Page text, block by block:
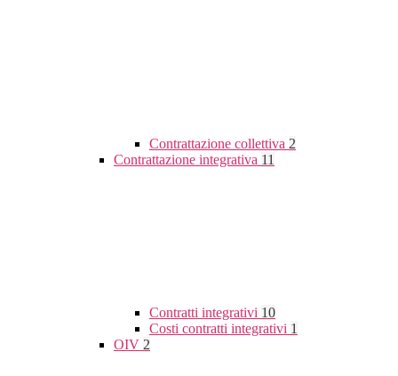
Contrattazione collettiva 2
Contrattazione integrativa 11
Contratti integrativi 10
Costi contratti integrativi 1
OIV 2